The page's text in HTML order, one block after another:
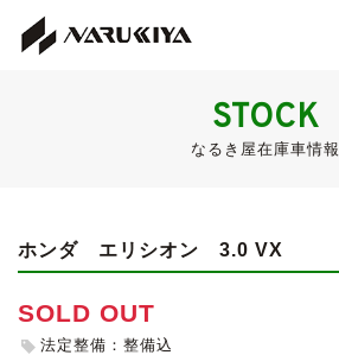
STOCK
なるき屋在庫車情報
ホンダ エリシオン 3.0 VX
SOLD OUT
法定整備：整備込